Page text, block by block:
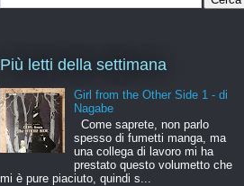
Più letti della settimana
Girl from the Other Side 1 - di
Nagabe
Come saprete, non parlo
spesso di fumetti manga, ma
una collega di lavoro mi ha
prestato questo volumetto che
mi è pure piaciuto, quindi s...